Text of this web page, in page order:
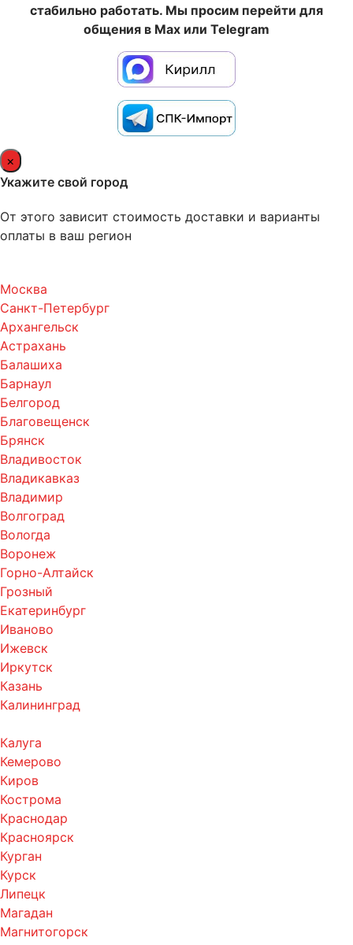
стабильно работать. Мы просим перейти для
общения в Max или Telegram
×
Укажите свой город
От этого зависит стоимость доставки и варианты
оплаты в ваш регион
Москва
Санкт-Петербург
Архангельск
Астрахань
Балашиха
Барнаул
Белгород
Благовещенск
Брянск
Владивосток
Владикавказ
Владимир
Волгоград
Вологда
Воронеж
Горно-Алтайск
Грозный
Екатеринбург
Иваново
Ижевск
Иркутск
Казань
Калининград
Калуга
Кемерово
Киров
Кострома
Краснодар
Красноярск
Курган
Курск
Липецк
Магадан
Магнитогорск